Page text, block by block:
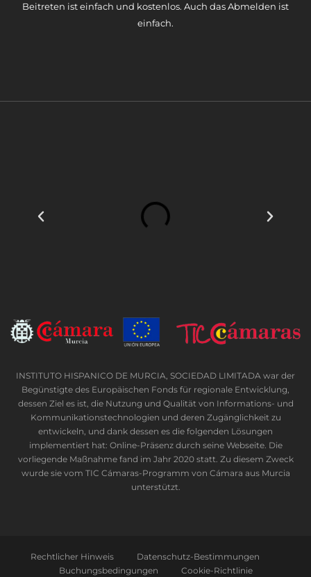
Beitreten ist einfach und kostenlos. Auch das Abmelden ist
einfach.
INSTITUTO HISPANICO DE MURCIA, SOCIEDAD LIMITADA war der
Begünstigte des Europäischen Fonds für regionale Entwicklung,
dessen Ziel es ist, die Nutzung und Qualität von Informations- und
Kommunikationstechnologien und deren Zugänglichkeit zu
entwickeln, und dank dessen es die folgenden Lösungen
implementiert hat: Online-Präsenz durch seine Webseite. Die
vorliegende Maßnahme fand im Jahr 2020 statt. Zu diesem Zweck
wurde sie vom TIC Cámaras-Programm von Cámara aus Murcia
unterstützt.
Rechtlicher Hinweis
Datenschutz-Bestimmungen
Buchungsbedingungen
Cookie-Richtlinie